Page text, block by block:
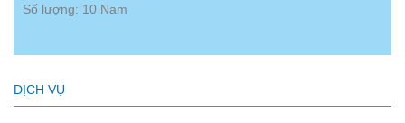
Số lượng: 10 Nam
DỊCH VỤ